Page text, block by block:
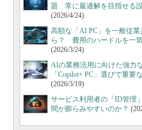
題 常に最適解を目指せる
(2026/4/24)
高額な「AI PC」を一般従業
ら？ 費用のハードルを一
(2026/3/24)
AIの業務活用に向けた強力な
「Copilot+ PC」選びで重要
(2026/3/19)
サービス利用者の「ID管理
間が膨らみやすいのか？